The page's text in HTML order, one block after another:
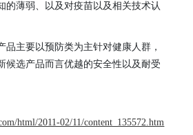
的薄弱、以及对疫苗以及相关技术认
品主要以预防类为主针对健康人群，
候选产品而言优越的安全性以及耐受
html/2011-02/11/content_135572.htm